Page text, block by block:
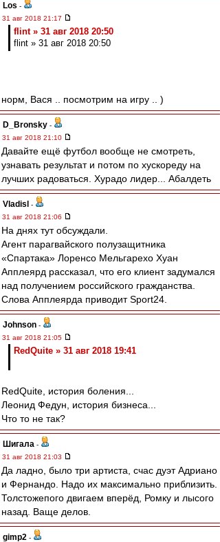
Los -
31 авг 2018 21:17
flint » 31 авг 2018 20:50
flint » 31 авг 2018 20:50
норм, Вася .. посмотрим на игру .. )
D_Bronsky -
31 авг 2018 21:10
Давайте ещё футбол вообще не смотреть,
узнавать результат и потом по хускореду на
лучших радоваться. Хурадо лидер... Абалдеть
Vladisl
-
31 авг 2018 21:06
На днях тут обсуждали.
Агент парагвайского полузащитника
«Спартака» Лоренсо Мельгарехо Хуан
Апплеярд рассказал, что его клиент задумался
над получением российского гражданства.
Слова Апплеярда приводит Sport24.
Johnson -
31 авг 2018 21:05
RedQuite » 31 авг 2018 19:41
RedQuite, история боления...
Леонид Федун, история бизнеса...
Что то не так?
Шигала -
31 авг 2018 21:03
Да ладно, было три артиста, счас дуэт Адриано
и Фернандо. Надо их максимально приблизить.
Толстожепого двигаем вперёд, Ромку и лысого
назад. Ваще делов.
gimp2 -